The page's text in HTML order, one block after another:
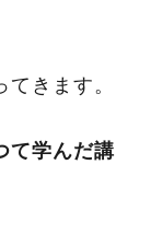
きます。
て学んだ講